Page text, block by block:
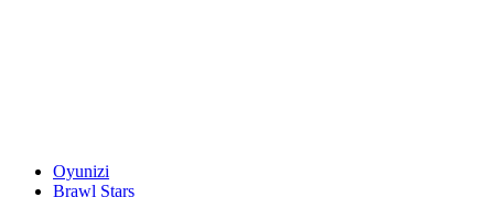
Oyunizi
Brawl Stars